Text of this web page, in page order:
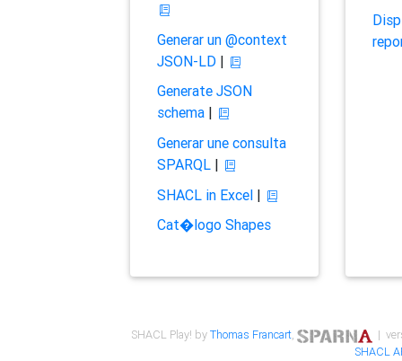
Generar un @context
JSON-LD|
Generate JSON
schema|
Generar une consulta
SPARQL|
SHACL in Excel|
Cat�logo Shapes
SHACL Play! byThomas Francart,
|
SHACL